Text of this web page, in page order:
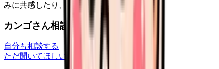
みに共感したり、自分の状況を投稿できます。
カンゴさん相談室から共有された相談
自分も相談する
ただ聞いてほしい
relationships 2026/6/13